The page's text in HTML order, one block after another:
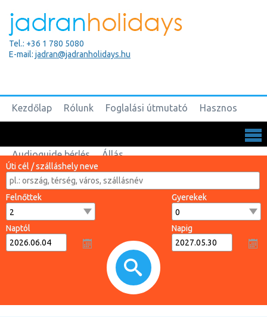
Tel.: +36 1 780 5080
E-mail: jadran@jadranholidays.hu
Kezdőlap Rólunk Foglalási útmutató Hasznos
Audioguide bérlés Állás
Úti cél / szálláshely neve
Felnőttek Gyerekek
Naptól Napig